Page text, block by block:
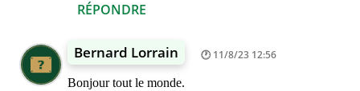
RÉPONDRE
Bernard Lorrain 11/8/23 12:56
Bonjour tout le monde.